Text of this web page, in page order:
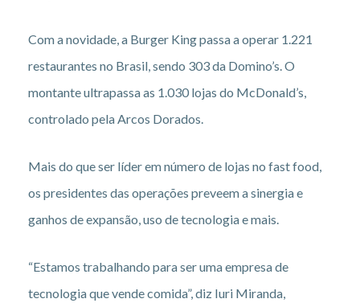
Com a novidade, a Burger King passa a operar 1.221
restaurantes no Brasil, sendo 303 da Domino’s. O
montante ultrapassa as 1.030 lojas do McDonald’s,
controlado pela Arcos Dorados.
Mais do que ser líder em número de lojas no fast food,
os presidentes das operações preveem a sinergia e
ganhos de expansão, uso de tecnologia e mais.
“Estamos trabalhando para ser uma empresa de
tecnologia que vende comida”, diz Iuri Miranda,